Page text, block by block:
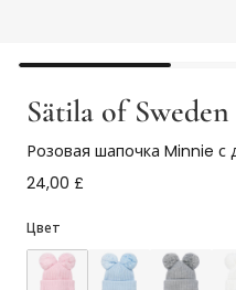
Sätila of Sweden
Розовая шапочка Minnie с
24,00 £
Цвет